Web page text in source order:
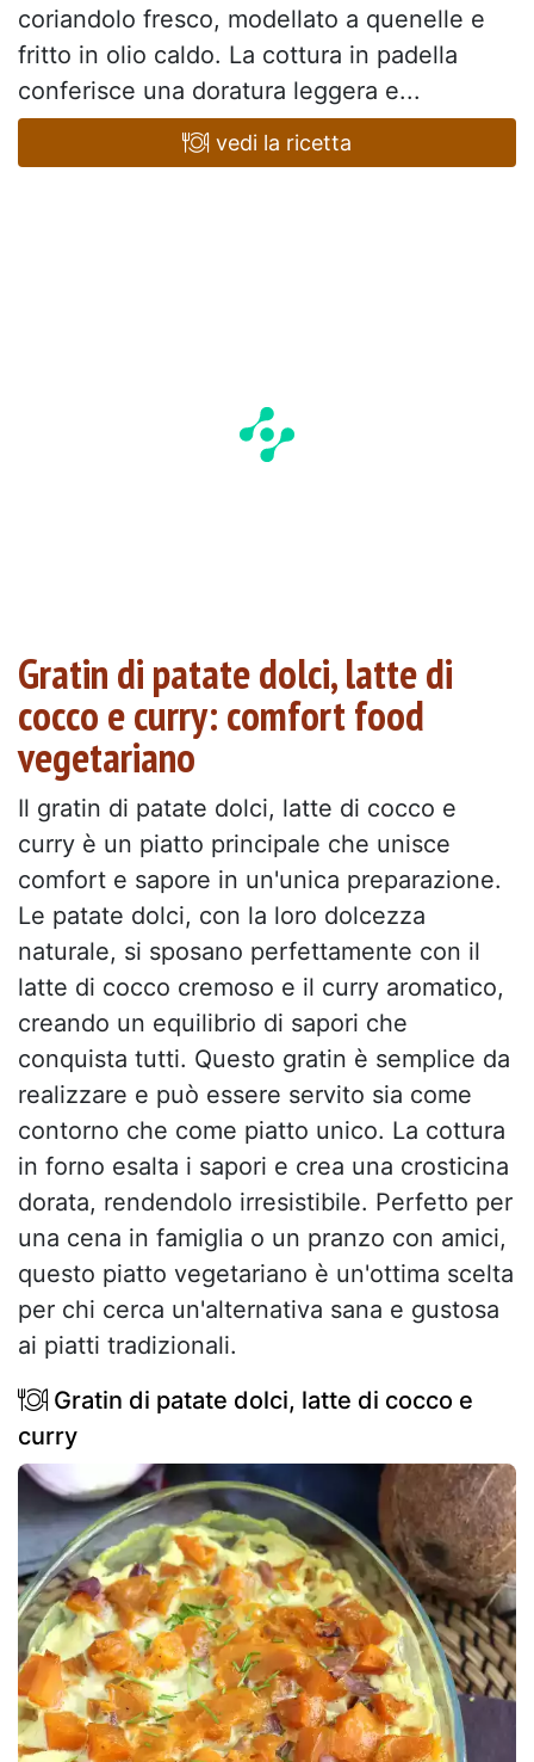
coriandolo fresco, modellato a quenelle e
fritto in olio caldo. La cottura in padella
conferisce una doratura leggera e...
vedi la ricetta
Gratin di patate dolci, latte di
cocco e curry: comfort food
vegetariano
Il gratin di patate dolci, latte di cocco e
curry è un piatto principale che unisce
comfort e sapore in un'unica preparazione.
Le patate dolci, con la loro dolcezza
naturale, si sposano perfettamente con il
latte di cocco cremoso e il curry aromatico,
creando un equilibrio di sapori che
conquista tutti. Questo gratin è semplice da
realizzare e può essere servito sia come
contorno che come piatto unico. La cottura
in forno esalta i sapori e crea una crosticina
dorata, rendendolo irresistibile. Perfetto per
una cena in famiglia o un pranzo con amici,
questo piatto vegetariano è un'ottima scelta
per chi cerca un'alternativa sana e gustosa
ai piatti tradizionali.
Gratin di patate dolci, latte di cocco e
curry